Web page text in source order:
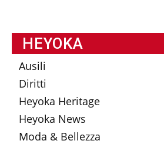
HEYOKA
Ausili
Diritti
Heyoka Heritage
Heyoka News
Moda & Bellezza